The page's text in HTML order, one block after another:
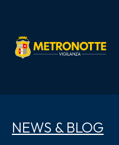
NEWS & BLOG